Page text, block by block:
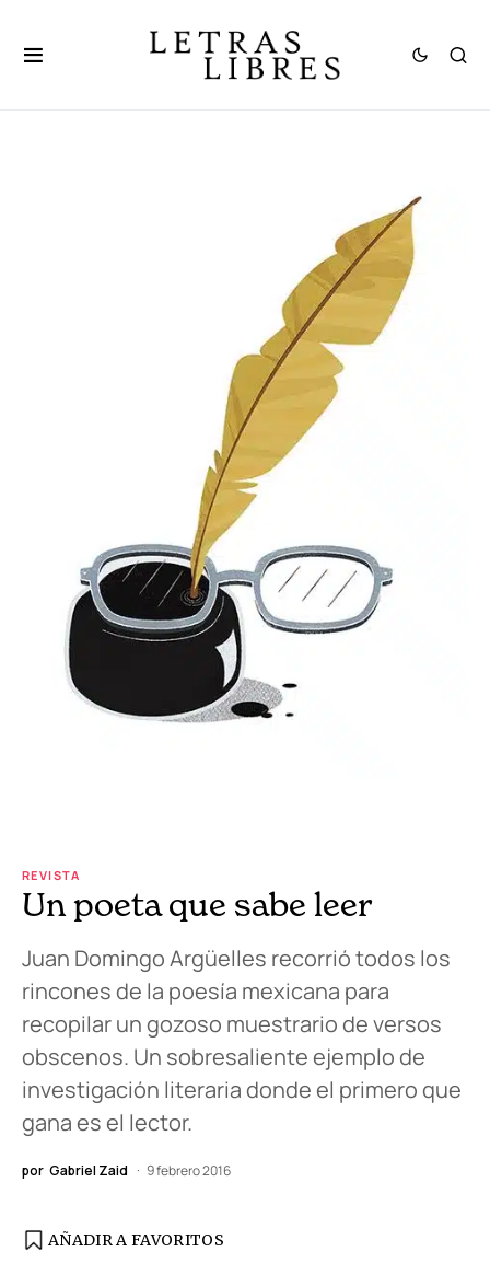
REVISTA
Un poeta que sabe leer
Juan Domingo Argüelles recorrió todos los
rincones de la poesía mexicana para
recopilar un gozoso muestrario de versos
obscenos. Un sobresaliente ejemplo de
investigación literaria donde el primero que
gana es el lector.
por Gabriel Zaid 9 febrero 2016
AÑADIR A FAVORITOS